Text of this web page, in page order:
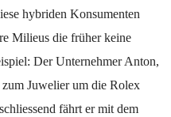
hybriden Konsumenten
Milieus die früher keine
Der Unternehmer Anton,
Juwelier um die Rolex
fährt er mit dem